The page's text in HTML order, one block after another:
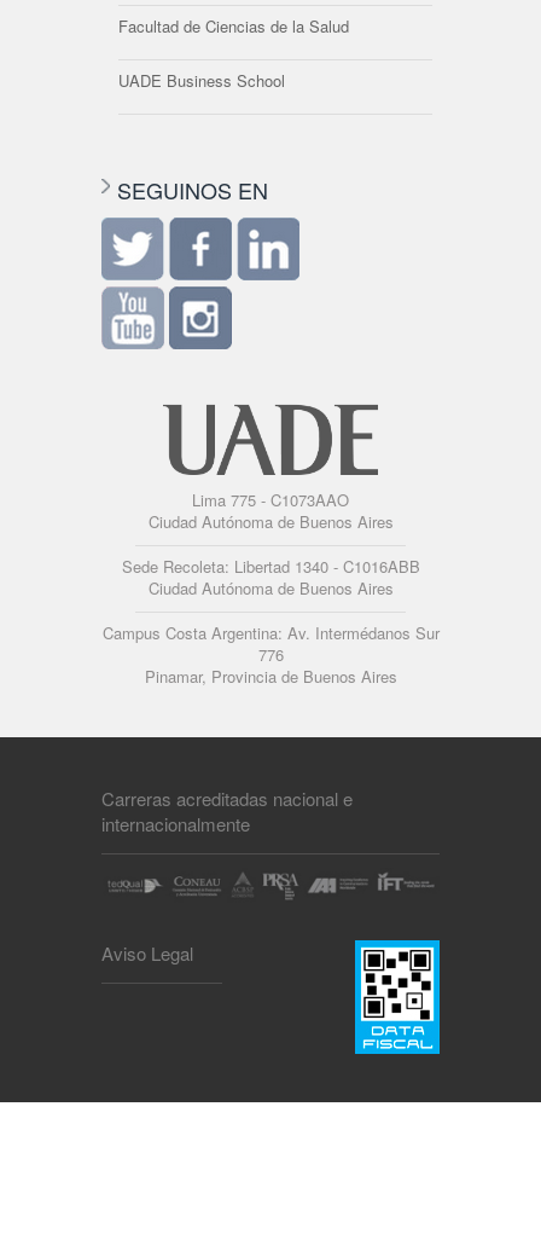
Facultad de Ciencias de la Salud
UADE Business School
SEGUINOS EN
Lima 775 - C1073AAO
Ciudad Autónoma de Buenos Aires
Sede Recoleta: Libertad 1340 - C1016ABB
Ciudad Autónoma de Buenos Aires
Campus Costa Argentina: Av. Intermédanos Sur
776
Pinamar, Provincia de Buenos Aires
Carreras acreditadas nacional e
internacionalmente
Aviso Legal